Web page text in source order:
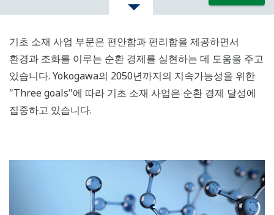
기초 소재 사업 부문은 편안함과 편리함을 제공하면서
환경과 조화를 이루는 순환 경제를 실현하는 데 도움을 주고
있습니다. Yokogawa의 2050년까지의 지속가능성을 위한
"Three goals"에 따라 기초 소재 사업은 순환 경제 달성에
집중하고 있습니다.